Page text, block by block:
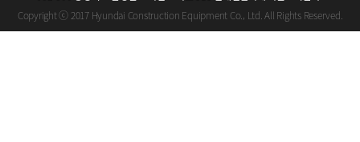
Copyright ⓒ 2017 Hyundai Construction Equipment Co., Ltd. All Rights Reserved.